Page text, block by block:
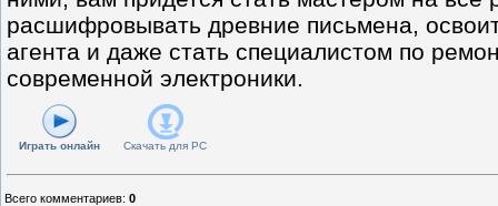
расшифровывать древние письмена,
агента и даже стать специалистом по
современной электроники.
Играть онлайн Скачать для PC
Всего комментариев: 0